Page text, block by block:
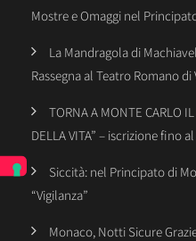
Mostre e Omaggi nel
La Mandragola di
Rassegna al Teatro Romano
TORNA A MONTE CARLO
DELLA VITA” – iscrizione fino
Siccità: nel Principato di
“Vigilanza”
Monaco, Notti Sicure